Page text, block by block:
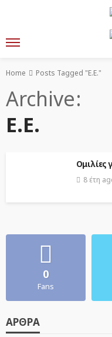
Home Posts Tagged "Ε.Ε."
Archive
Ε.Ε.
Ομιλίες
8 έτη
0
Fans
ΆΡΘΡΑ